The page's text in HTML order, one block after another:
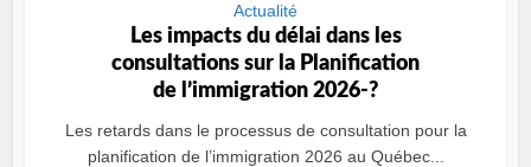
Actualité
Les impacts du délai dans les
consultations sur la Planification
de l’immigration 2026-?
Les retards dans le processus de consultation pour la
planification de l’immigration 2026 au Québec...